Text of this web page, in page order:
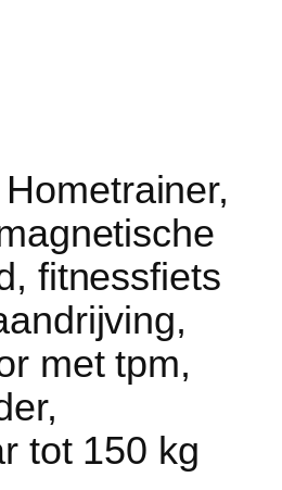
fitnessfiets
met tpm,
tot 150 kg